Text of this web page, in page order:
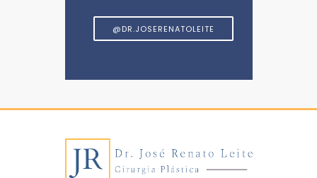
@DR.JOSERENATOLEITE